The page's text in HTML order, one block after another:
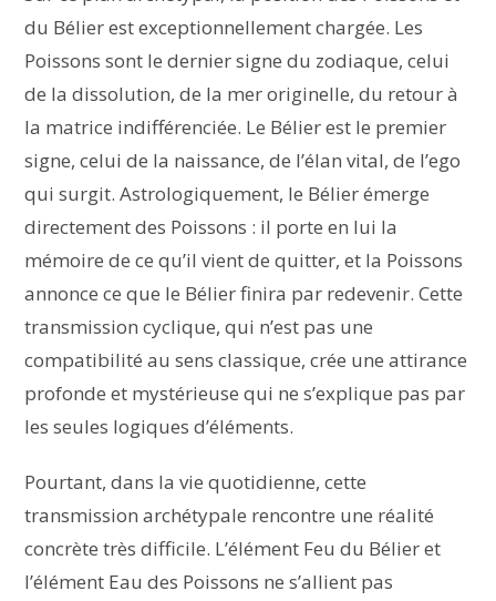
du Bélier est exceptionnellement chargée. Les
Poissons sont le dernier signe du zodiaque, celui
de la dissolution, de la mer originelle, du retour à
la matrice indifférenciée. Le Bélier est le premier
signe, celui de la naissance, de l’élan vital, de l’ego
qui surgit. Astrologiquement, le Bélier émerge
directement des Poissons : il porte en lui la
mémoire de ce qu’il vient de quitter, et la Poissons
annonce ce que le Bélier finira par redevenir. Cette
transmission cyclique, qui n’est pas une
compatibilité au sens classique, crée une attirance
profonde et mystérieuse qui ne s’explique pas par
les seules logiques d’éléments.
Pourtant, dans la vie quotidienne, cette
transmission archétypale rencontre une réalité
concrète très difficile. L’élément Feu du Bélier et
l’élément Eau des Poissons ne s’allient pas